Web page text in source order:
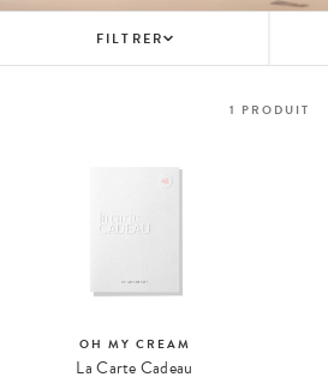
FILTRER
1 PRODUIT
OH MY CREAM
La Carte Cadeau